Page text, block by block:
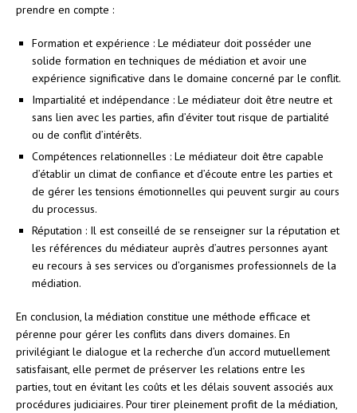
prendre en compte :
Formation et expérience : Le médiateur doit posséder une
solide formation en techniques de médiation et avoir une
expérience significative dans le domaine concerné par le conflit.
Impartialité et indépendance : Le médiateur doit être neutre et
sans lien avec les parties, afin d’éviter tout risque de partialité
ou de conflit d’intérêts.
Compétences relationnelles : Le médiateur doit être capable
d’établir un climat de confiance et d’écoute entre les parties et
de gérer les tensions émotionnelles qui peuvent surgir au cours
du processus.
Réputation : Il est conseillé de se renseigner sur la réputation et
les références du médiateur auprès d’autres personnes ayant
eu recours à ses services ou d’organismes professionnels de la
médiation.
En conclusion, la médiation constitue une méthode efficace et
pérenne pour gérer les conflits dans divers domaines. En
privilégiant le dialogue et la recherche d’un accord mutuellement
satisfaisant, elle permet de préserver les relations entre les
parties, tout en évitant les coûts et les délais souvent associés aux
procédures judiciaires. Pour tirer pleinement profit de la médiation,